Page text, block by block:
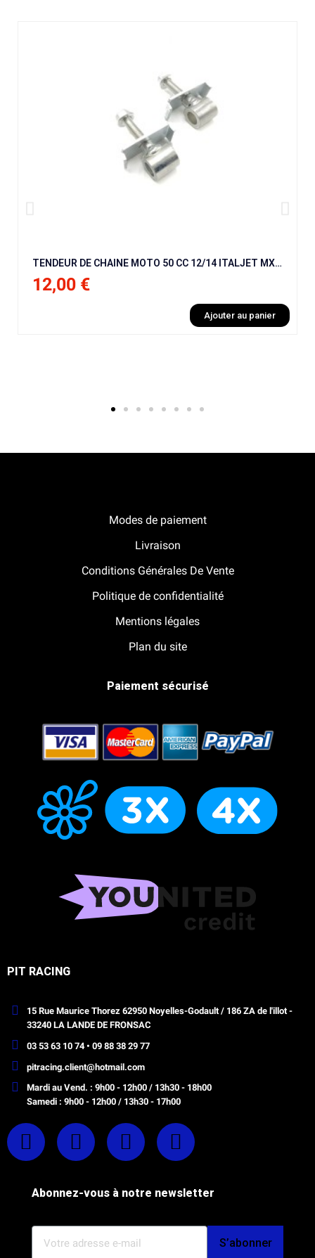
TENDEUR DE CHAINE MOTO 50 CC 12/14 ITALJET MX50 9CV / NRG BHR / NRG / KRAFTMULLER / KAYO KT50
12,00 €
Ajouter au panier
Modes de paiement
Livraison
Conditions Générales De Vente
Politique de confidentialité
Mentions légales
Plan du site
Paiement sécurisé
PIT RACING
15 Rue Maurice Thorez 62950 Noyelles-Godault / 186 ZA de l'illot -
33240 LA LANDE DE FRONSAC
03 53 63 10 74 • 09 88 38 29 77
pitracing.client@hotmail.com
Mardi au Vend. : 9h00 - 12h00 / 13h30 - 18h00
Samedi : 9h00 - 12h00 / 13h30 - 17h00
Abonnez-vous à notre newsletter
S’abonner